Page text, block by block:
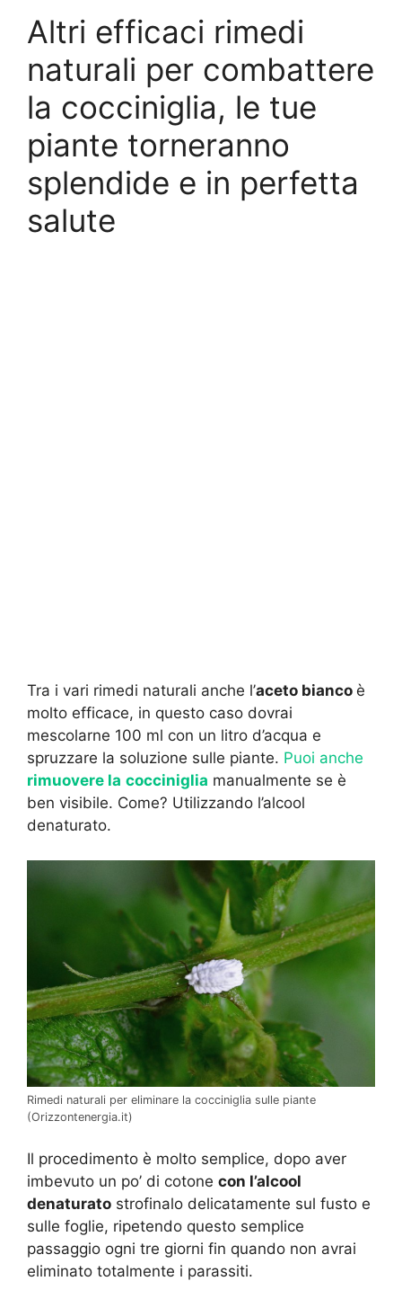
Altri efficaci rimedi
naturali per combattere
la cocciniglia, le tue
piante torneranno
splendide e in perfetta
salute
Tra i vari rimedi naturali anche l’aceto bianco è
molto efficace, in questo caso dovrai
mescolarne 100 ml con un litro d’acqua e
spruzzare la soluzione sulle piante. Puoi anche
rimuovere la cocciniglia manualmente se è
ben visibile. Come? Utilizzando l’alcool
denaturato.
Rimedi naturali per eliminare la cocciniglia sulle piante
(Orizzontenergia.it)
Il procedimento è molto semplice, dopo aver
imbevuto un po’ di cotone con l’alcool
denaturato strofinalo delicatamente sul fusto e
sulle foglie, ripetendo questo semplice
passaggio ogni tre giorni fin quando non avrai
eliminato totalmente i parassiti.